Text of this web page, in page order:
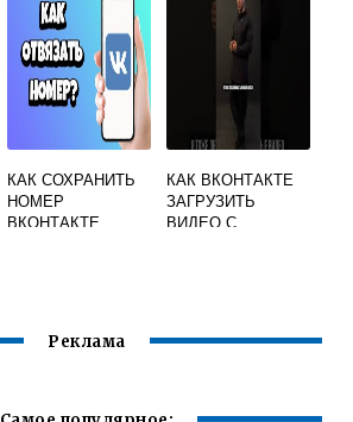
КАК СОХРАНИТЬ
НОМЕР
ВКОНТАКТЕ
КАК ВКОНТАКТЕ
ЗАГРУЗИТЬ
ВИДЕО С
Реклама